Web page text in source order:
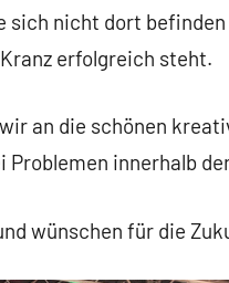
sich nicht dort
erfolgreich steht.
an die schönen
Problemen innerhalb
wünschen für die